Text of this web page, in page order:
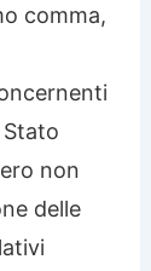
comma,
non
delle